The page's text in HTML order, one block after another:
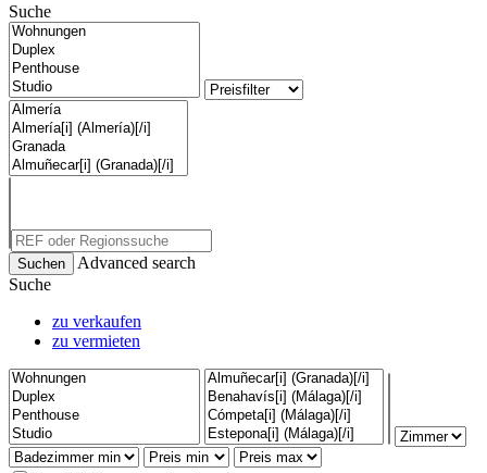
Suche
Advanced search
Suche
zu verkaufen
zu vermieten